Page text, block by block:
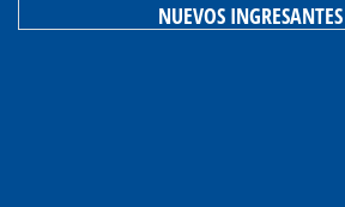
NUEVOS INGRESANTES